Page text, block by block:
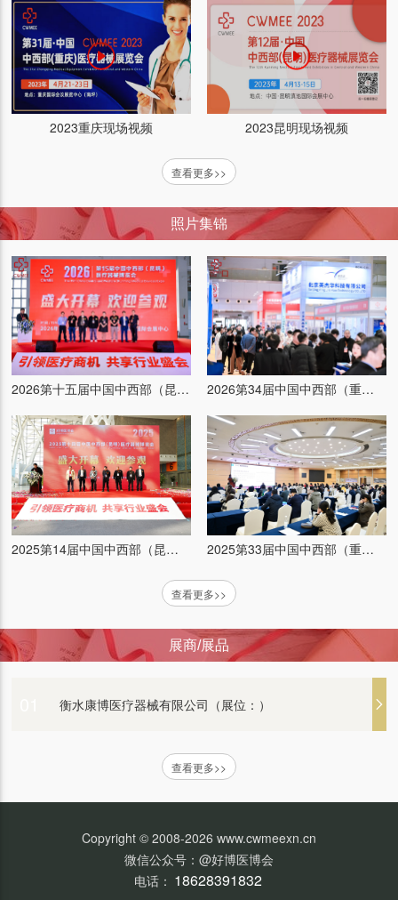
2023重庆现场视频 2023昆明现场视频
查看更多>>
照片集锦
2026第十五届中国中西部（昆明）医疗器械博览会 2026第34届中国中西部（重庆）医疗器械博览会
2025第14届中国中西部（昆明）医疗器械博览会 2025第33届中国中西部（重庆）医疗器械博览会
查看更多>>
展商/展品
普康医疗（展位：）
艾康生物技术（杭州）有限公司 （展位：）
江苏普仕达医疗科技有限公司（展位：）
汕头市超声仪器研究所股份有限公司（展位：）
新光维医疗科技（苏州）股份有限公司（展位：）
衡水康博医疗器械有限公司（展位：）
北京白象新技术有限公司（展位：）
广州市普东医疗设备股份有限公司（展位：）
查看更多>>
Copyright © 2008-2026 www.cwmeexn.cn
微信公众号：@好博医博会
电话： 18628391832